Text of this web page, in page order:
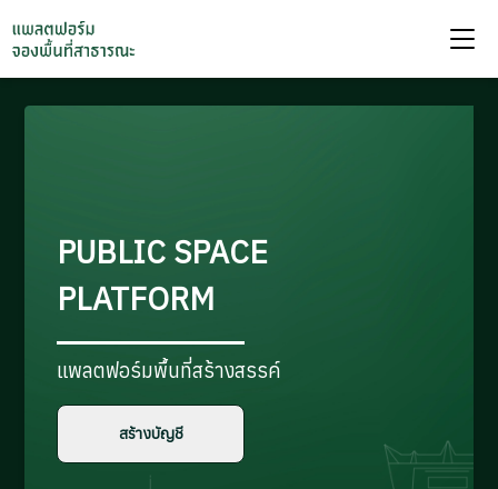
PUBLIC SPACE
PLATFORM
แพลตฟอร์มพื้นที่สร้างสรรค์
สร้างบัญชี